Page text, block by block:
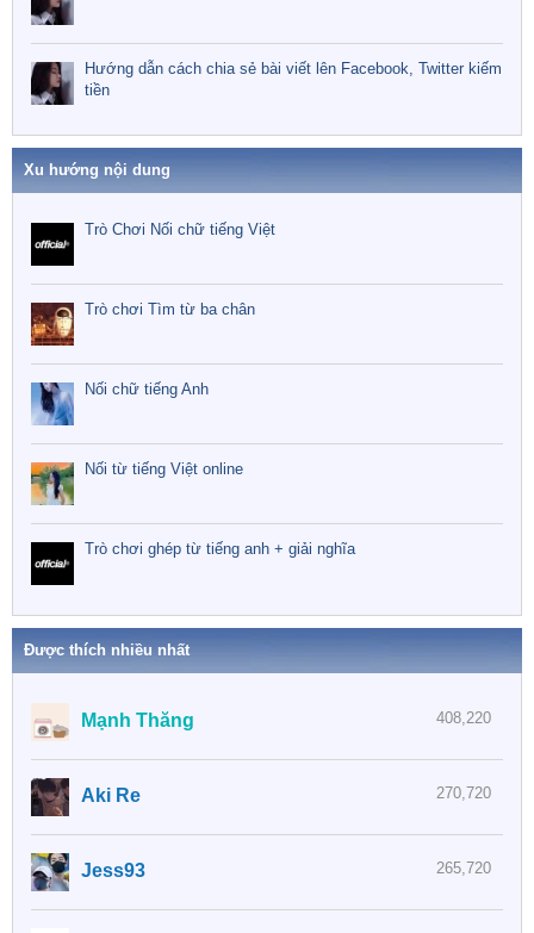
Hướng dẫn cách chia sẻ bài viết lên Facebook, Twitter kiếm
tiền
Xu hướng nội dung
Trò Chơi Nối chữ tiếng Việt
Trò chơi Tìm từ ba chân
Nối chữ tiếng Anh
Nối từ tiếng Việt online
Trò chơi ghép từ tiếng anh + giải nghĩa
Được thích nhiều nhất
408,220
Mạnh Thăng
270,720
Aki Re
265,720
Jess93